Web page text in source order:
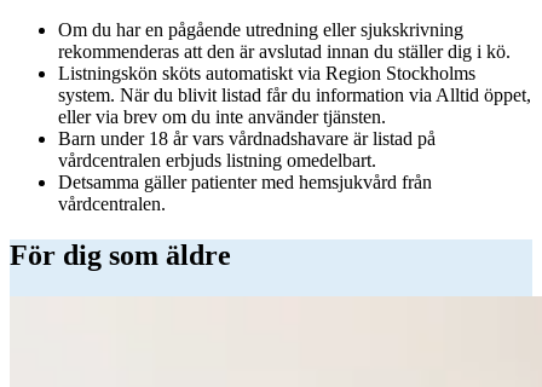
Om du har en pågående utredning eller sjukskrivning
rekommenderas att den är avslutad innan du ställer dig i kö.
Listningskön sköts automatiskt via Region Stockholms
system. När du blivit listad får du information via Alltid öppet,
eller via brev om du inte använder tjänsten.
Barn under 18 år vars vårdnadshavare är listad på
vårdcentralen erbjuds listning omedelbart.
Detsamma gäller patienter med hemsjukvård från
vårdcentralen.
För dig som äldre